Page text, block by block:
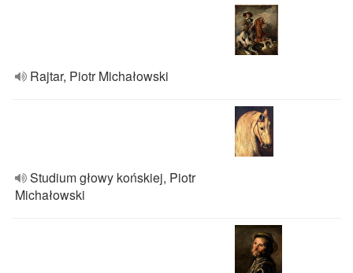
Rajtar, Piotr Michałowski
Studium głowy końskiej, Piotr
Michałowski